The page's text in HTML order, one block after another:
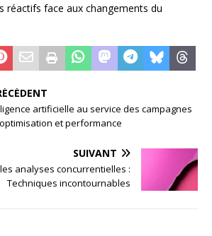
réactifs face aux changements du
artificielle au service des campagnes
optimisation et performance
SUIVANT
analyses concurrentielles :
Techniques incontournables